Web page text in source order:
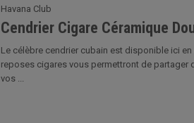
Havana Club
Cendrier Cigare Céramique
Le célèbre cendrier cubain est disponible ici
reposes cigares vous permettront de partager
vos ...